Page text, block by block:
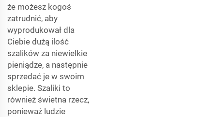
że możesz kogoś
zatrudnić, aby
wyprodukował dla
Ciebie dużą ilość
szalików za niewielkie
pieniądze, a następnie
sprzedać je w swoim
sklepie. Szaliki to
również świetna rzecz,
ponieważ ludzie